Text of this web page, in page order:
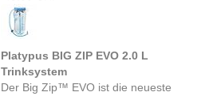
Platypus BIG ZIP EVO 2.0 L
Trinksystem
Der Big Zip™ EVO ist die neueste